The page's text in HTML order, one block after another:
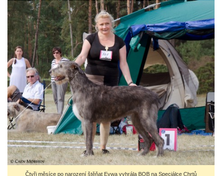
Čtyři měsíce po narození štěňat Eywa vyhrála BOB na Speciálce Chrtů